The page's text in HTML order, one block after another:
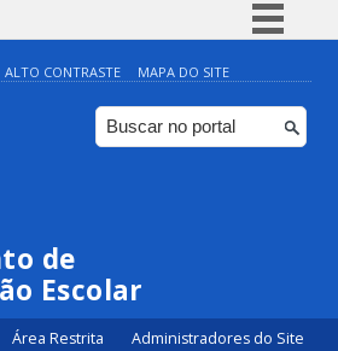
Simplifique!
Comunica BR
Participe
ALTO CONTRASTE MAPA DO SITE
de
Escolar
Área Restrita Administradores do Site